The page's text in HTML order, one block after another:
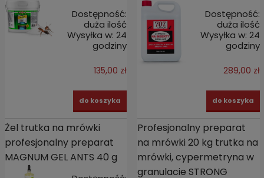
Dostępność:
duża ilość
Wysyłka w: 24
godziny
135,00 zł
do koszyka
Dostępność:
duża ilość
Wysyłka w: 24
godziny
289,00 zł
do koszyka
Żel trutka na mrówki
profesjonalny preparat
MAGNUM GEL ANTS 40 g
Profesjonalny preparat
na mrówki 20 kg trutka na
mrówki, cypermetryna w
granulacie STRONG